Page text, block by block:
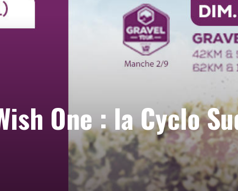
One : la Cyclo